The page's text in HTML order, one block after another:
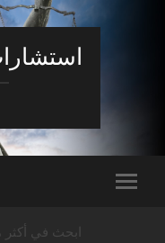
ابحث في أكثر من 50 مليون معلومة